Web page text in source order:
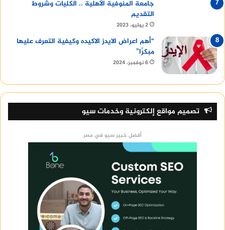
جامعة المنوفية الأهلية .. الكليات وشروط
التقديم
2 يوليو، 2023
“أهم اعراض الايدز الاكيده وكيفية التعرف عليها
مبكرًا”
6 نوفمبر، 2024
تصميم مواقع إلكترونية وخدمات سيو
أفضل خبير سيو في مصر